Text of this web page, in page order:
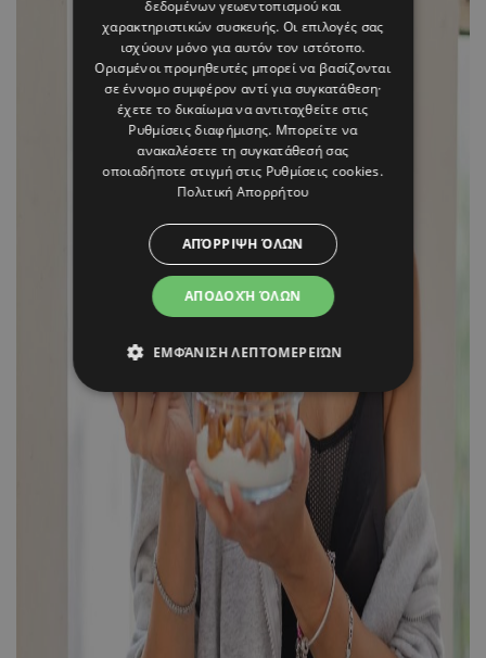
δεδομένων γεωεντοπισμού και
χαρακτηριστικών συσκευής. Οι επιλογές σας
ισχύουν μόνο για αυτόν τον ιστότοπο.
Ορισμένοι προμηθευτές μπορεί να βασίζονται
σε έννομο συμφέρον αντί για συγκατάθεση·
έχετε το δικαίωμα να αντιταχθείτε στις
Ρυθμίσεις διαφήμισης. Μπορείτε να
ανακαλέσετε τη συγκατάθεσή σας
οποιαδήποτε στιγμή στις Ρυθμίσεις cookies.
Πολιτική Απορρήτου
ΑΠΟΔΟΧΉ ΌΛΩΝ
ΑΠΌΡΡΙΨΗ ΌΛΩΝ
ΕΜΦΆΝΙΣΗ ΛΕΠΤΟΜΕΡΕΙΏΝ